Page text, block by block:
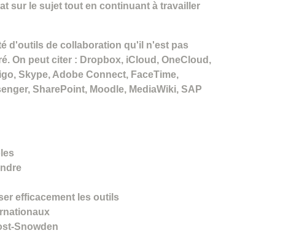
sur le sujet tout en continuant à travailler
d'outils de collaboration qu'il n'est pas
On peut citer : Dropbox, iCloud, OneCloud,
Skype, Adobe Connect, FaceTime,
SharePoint, Moodle, MediaWiki, SAP
efficacement les outils
Snowden